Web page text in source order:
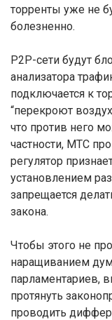
торренты уже не
болезненно.
P2P-сети будут
анализатора
подключается к
“перекроют
что против него
частности, МТС
регулятор
установлением
запрещается
закона.
Чтобы этого не
наращиванием
парламентариев,
протянуть
проводить